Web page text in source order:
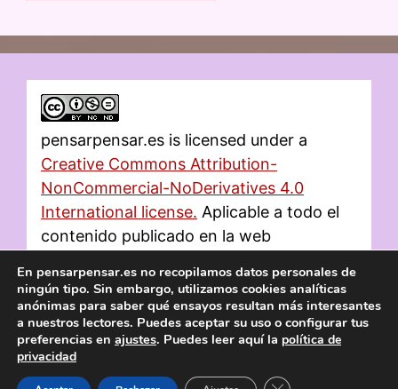
pensarpensar.es is licensed under a
Creative Commons Attribution-
NonCommercial-NoDerivatives 4.0
International license. Aplicable a todo el
contenido publicado en la web
En pensarpensar.es no recopilamos datos personales de
ningún tipo. Sin embargo, utilizamos cookies analíticas
anónimas para saber qué ensayos resultan más interesantes
a nuestros lectores. Puedes aceptar su uso o configurar tus
preferencias en ajustes. Puedes leer aquí la política de
privacidad